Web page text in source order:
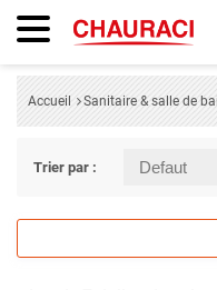
Accueil Sanitaire & salle de
Trier par :